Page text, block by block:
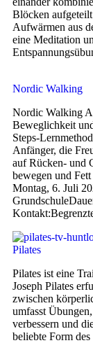
Blöcken
Aufwärmen aus
eine Meditation
Nordic Walking
Nordic Walking
Beweglichkeit
Steps-
Anfänger, die
auf Rücken- und
bewegen und
Montag, 6. Juli
Pilates
Pilates ist eine
Joseph Pilates
zwischen
umfasst
verbessern und
beliebte Form